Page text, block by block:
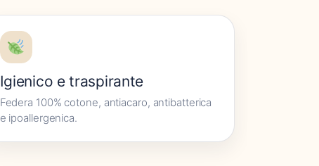
Igienico e traspirante
Federa 100% cotone, antiacaro, antibatterica
e ipoallergenica.